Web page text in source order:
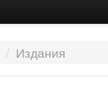
/ Издания